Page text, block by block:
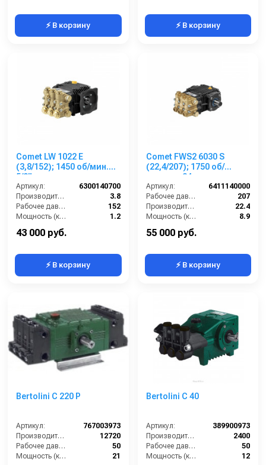
⚡ В корзину ⚡ В корзину
Comet LW 1022 E
(3,8/152); 1450 об/мин.
5/8” п.в.
Артикул:
6300140700
Производительность (л/мин):
3.8
Рабочее давление (бар):
152
Мощность (кВт):
1.2
Обороты двигателя (об/мин):
43 000 руб.
⚡ В корзину
Comet FWS2 6030 S
(22,4/207); 1750 об/
мин.вал 24мм
Артикул:
6411140000
Рабочее давление (бар):
207
Производительность (л/мин):
22.4
Мощность (кВт):
8.9
Обороты двигателя (об/мин):
55 000 руб.
⚡ В корзину
Bertolini С 220 Р
Артикул:
767003973
Производительность (л/ч):
12720
Рабочее давление (бар):
50
Мощность (кВт):
21
Bertolini С 40
Артикул:
389900973
Производительность (л/ч):
2400
Рабочее давление (бар):
50
Мощность (кВт):
12